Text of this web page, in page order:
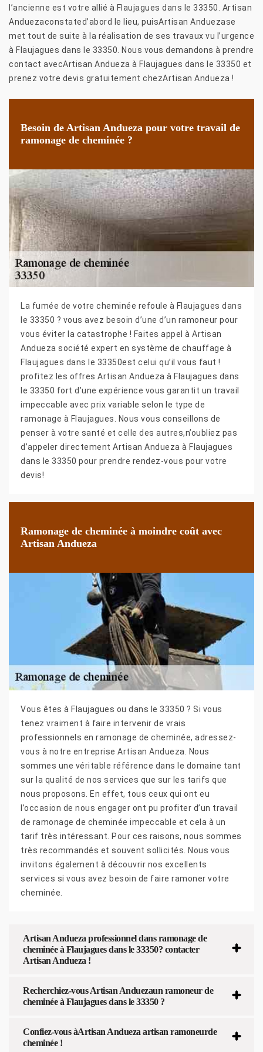
l’ancienne est votre allié à Flaujagues dans le 33350. Artisan
Anduezaconstated’abord le lieu, puisArtisan Anduezase
met tout de suite à la réalisation de ses travaux vu l’urgence
à Flaujagues dans le 33350. Nous vous demandons à prendre
contact avecArtisan Andueza à Flaujagues dans le 33350 et
prenez votre devis gratuitement chezArtisan Andueza !
Besoin de Artisan Andueza pour votre travail de
ramonage de cheminée ?
La fumée de votre cheminée refoule à Flaujagues dans
le 33350 ? vous avez besoin d’une d’un ramoneur pour
vous éviter la catastrophe ! Faites appel à Artisan
Andueza société expert en système de chauffage à
Flaujagues dans le 33350est celui qu’il vous faut !
profitez les offres Artisan Andueza à Flaujagues dans
le 33350 fort d’une expérience vous garantit un travail
impeccable avec prix variable selon le type de
ramonage à Flaujagues. Nous vous conseillons de
penser à votre santé et celle des autres,n’oubliez pas
d’appeler directement Artisan Andueza à Flaujagues
dans le 33350 pour prendre rendez-vous pour votre
devis!
Ramonage de cheminée à moindre coût avec
Artisan Andueza
Vous êtes à Flaujagues ou dans le 33350 ? Si vous
tenez vraiment à faire intervenir de vrais
professionnels en ramonage de cheminée, adressez-
vous à notre entreprise Artisan Andueza. Nous
sommes une véritable référence dans le domaine tant
sur la qualité de nos services que sur les tarifs que
nous proposons. En effet, tous ceux qui ont eu
l’occasion de nous engager ont pu profiter d’un travail
de ramonage de cheminée impeccable et cela à un
tarif très intéressant. Pour ces raisons, nous sommes
très recommandés et souvent sollicités. Nous vous
invitons également à découvrir nos excellents
services si vous avez besoin de faire ramoner votre
cheminée.
Artisan Andueza professionnel dans ramonage de
cheminée à Flaujagues dans le 33350? contacter
Artisan Andueza !
Recherchiez-vous Artisan Anduezaun ramoneur de
cheminée à Flaujagues dans le 33350 ?
Confiez-vous àArtisan Andueza artisan ramoneurde
cheminée !